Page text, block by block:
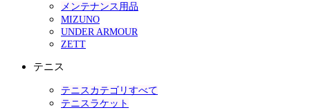
メンテナンス用品
MIZUNO
UNDER ARMOUR
ZETT
テニス
テニスカテゴリすべて
テニスラケット